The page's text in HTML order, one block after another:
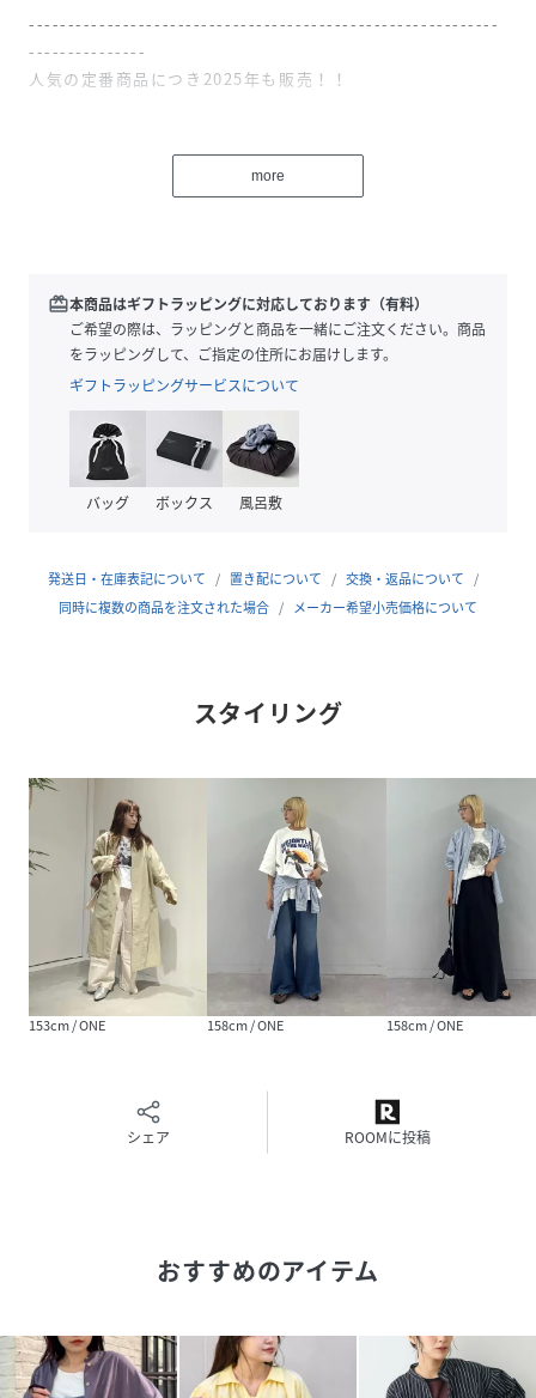
------------------------------------------------------------
---------------
人気の定番商品につき2025年も販売！！
TYZ1051204A0001 です。
※若干の仕様変更がある場合がございます。
TYZ1051204A0001 の原産国を変更しております。
【変更内容】
旧品番：中国
新品番：ミャンマー
------------------------------------------------------------
---------------
シンプルながらもボリューム袖が女性らしさを演出してくれ
ます。
ボタンを閉めてトップスとして着用すればきちんと感のある
コーデに。
羽織として、Tシャツやタンクトップの上から着るのも程よ
い抜け感が出ておすすめです。
ボトムスを選ばないデザインなので、どんなコーデにもなじ
みやすいアイテムです。
■お手入れ方法
洗濯：液温30℃を限度とし、非常に弱い洗濯ができる（単独
アイロン：あて布をし110°まで可
・・・・・・・・・・・・・・・・・・・・・・
生地の厚さ：普通
気になった商品はお気に入り登録がオススメです！
more
redeem本商品はギフトラッピングに対応しております（有料）
ご希望の際は、ラッピングと商品を一緒にご注文ください。商品
をラッピングして、ご指定の住所にお届けします。
ギフトラッピングサービスについて
バッグ ボックス 風呂敷
発送日・在庫表記について 置き配について
交換・返品について
同時に複数の商品を注文された場合
メーカー希望小売価格について
スタイリング
153cm / ONE 158cm / ONE 158cm / ONE
シェア ROOMに投稿
おすすめのアイテム